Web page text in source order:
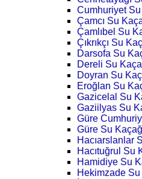
Cumhuriyet Su
Çamcı Su
Çamlıbel Su
Çıkrıkçı Su
Darsofa Su
Dereli Su
Doyran Su
Eroğlan Su
Gazicelal Su
Gaziilyas Su
Güre
Güre Su
Hacıarslanlar
Hacıtuğrul Su
Hamidiye Su
Hekimzade Su